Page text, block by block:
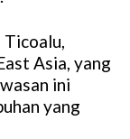
Ticoalu,
Asia, yang
ini
yang